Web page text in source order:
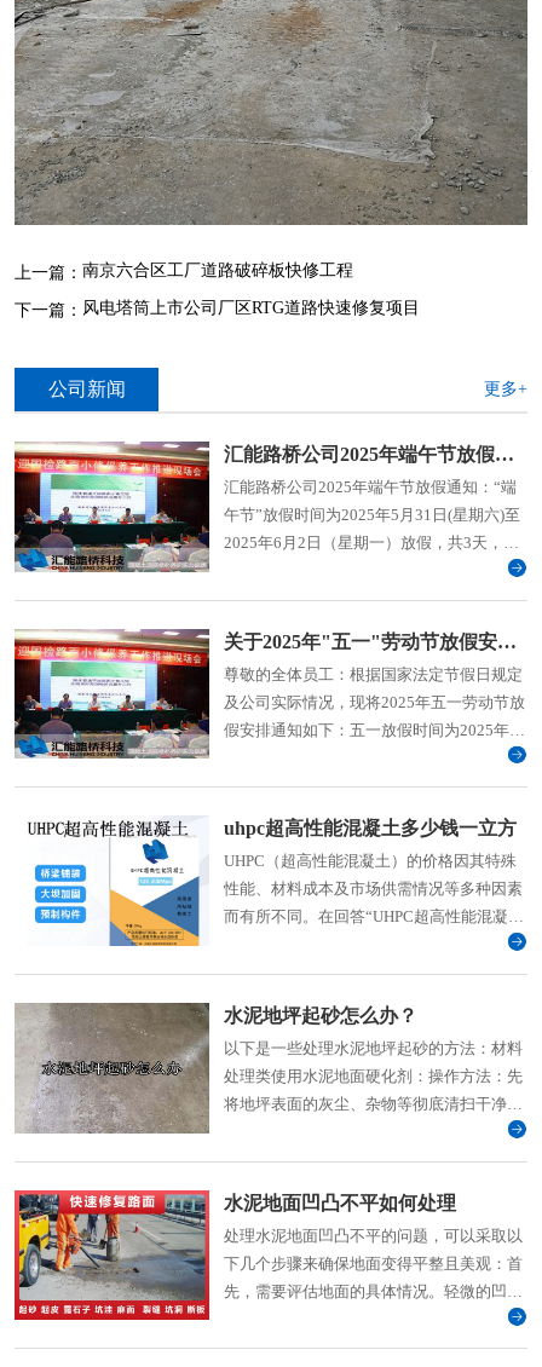
上一篇： 南京六合区工厂道路破碎板快修工程
下一篇： 风电塔筒上市公司厂区RTG道路快速修复项目
公司新闻 更多+
汇能路桥公司2025年端午节放假通知
汇能路桥公司2025年端午节放假通知：“端
午节”放假时间为2025年5月31日(星期六)至
2025年6月2日（星期一）放假，共3天，
关于2025年"五一"劳动节放假安排的通知
尊敬的全体员工：根据国家法定节假日规定
及公司实际情况，现将2025年五一劳动节放
假安排通知如下：五一放假时间为2025年5
月1日(星期四)至5日（星期一）放假共5天，
2025年5月6日(周二)上班。
uhpc超高性能混凝土多少钱一立方
UHPC（超高性能混凝土）的价格因其特殊
性能、材料成本及市场供需情况等多种因素
而有所不同。在回答“UHPC超高性能混凝土
水泥地坪起砂怎么办？
以下是一些处理水泥地坪起砂的方法：材料
处理类使用水泥地面硬化剂：操作方法：先
将地坪表面的灰尘、杂物等彻底清扫干净，
水泥地面凹凸不平如何处理
处理水泥地面凹凸不平的问题，可以采取以
下几个步骤来确保地面变得平整且美观：首
先，需要评估地面的具体情况。轻微的凹凸
不平可以通过打磨或刮涂修补材料来解决；